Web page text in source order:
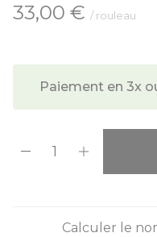
À partir de:
33,00 € / rouleau
Paiement en 3x
Calculer le